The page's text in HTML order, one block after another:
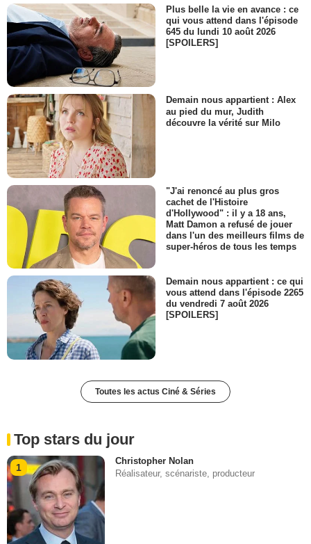
Plus belle la vie en avance : ce
qui vous attend dans l'épisode
645 du lundi 10 août 2026
[SPOILERS]
Demain nous appartient : Alex
au pied du mur, Judith
découvre la vérité sur Milo
"J'ai renoncé au plus gros
cachet de l'Histoire
d'Hollywood" : il y a 18 ans,
Matt Damon a refusé de jouer
dans l'un des meilleurs films de
super-héros de tous les temps
Demain nous appartient : ce qui
vous attend dans l'épisode 2265
du vendredi 7 août 2026
[SPOILERS]
Toutes les actus Ciné & Séries
Top stars du jour
1
Christopher Nolan
Réalisateur, scénariste, producteur